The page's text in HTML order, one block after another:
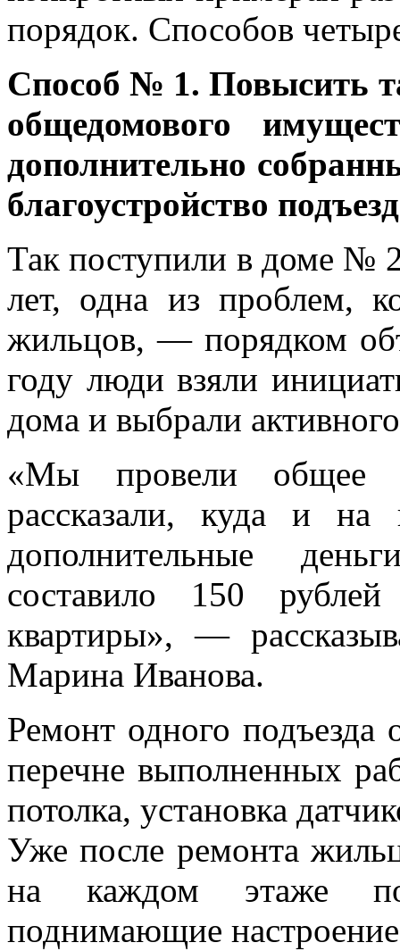
порядок. Способов
Способ № 1. Повысить
общедомового
дополнительно
благоустройство
Так поступили в доме №
лет, одна из проблем,
жильцов, — порядком
году люди взяли
дома и выбрали
«Мы провели общее
рассказали, куда и на
дополнительные
составило 150
квартиры», —
Марина Иванова.
Ремонт одного
перечне выполненных
потолка, установка
Уже после ремонта
на каждом этаже
поднимающие